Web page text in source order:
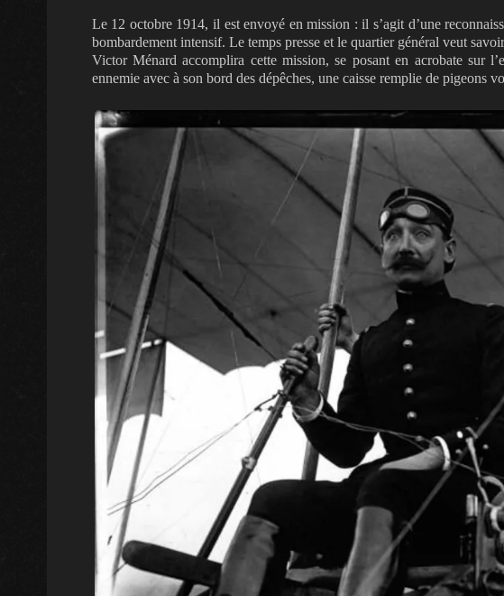
Le 12 octobre 1914, il est envoyé en mission : il s’agit d’une
bombardement intensif. Le temps presse et le quartier général veut
Victor Ménard accomplira cette mission, se posant en acrobate sur
ennemie avec à son bord des dépêches, une caisse remplie de pigeons